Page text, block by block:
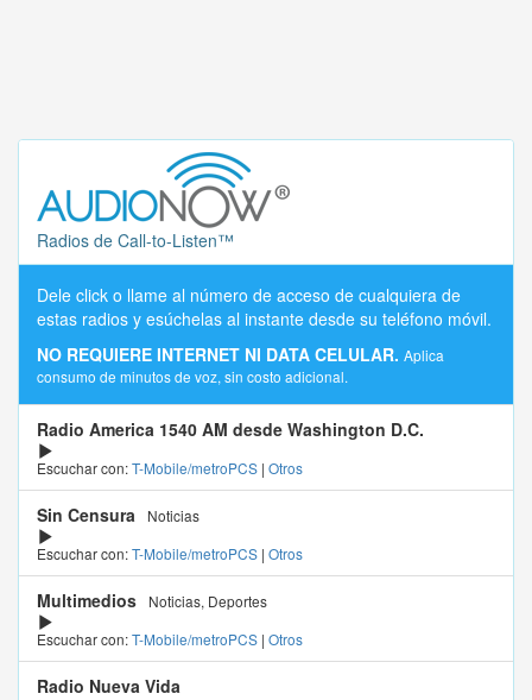
Radios de Call-to-Listen™
Dele click o llame al número de acceso de cualquiera de
estas radios y esúchelas al instante desde su teléfono móvil.
NO REQUIERE INTERNET NI DATA CELULAR. Aplica
consumo de minutos de voz, sin costo adicional.
Radio America 1540 AM desde Washington D.C.
Escuchar con:T-Mobile/metroPCS | Otros
Sin Censura
Noticias
Escuchar con:T-Mobile/metroPCS | Otros
Multimedios
Noticias, Deportes
Escuchar con:T-Mobile/metroPCS | Otros
Radio Nueva Vida